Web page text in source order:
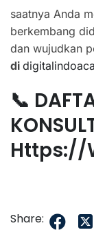
saatnya Anda
berkembang
dan wujudkan
di
📞
Https://
Share: